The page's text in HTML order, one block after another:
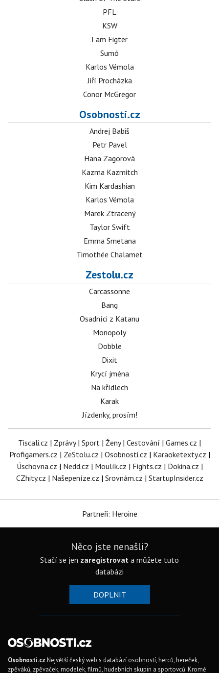
PFL
KSW
I am Figter
Sumó
Karlos Vémola
Jiří Procházka
Conor McGregor
Osobnosti.cz
Andrej Babiš
Petr Pavel
Hana Zagorová
Kazma Kazmitch
Kim Kardashian
Karlos Vémola
Marek Ztracený
Taylor Swift
Emma Smetana
Timothée Chalamet
Zestolu.cz
Carcassonne
Bang
Osadníci z Katanu
Monopoly
Dobble
Dixit
Krycí jména
Na křídlech
Karak
Jízdenky, prosím!
Tiscali.cz | Zprávy| Sport | Ženy| Cestování | Games.cz |
Profigamers.cz | ZeStolu.cz | Osobnosti.cz | Karaoketexty.cz |
Úschovna.cz | Nedd.cz | Moulík.cz | Fights.cz | Dokina.cz |
CZhity.cz | Našepeníze.cz | Srovnám.cz | StartupInsider.cz
Partneři: Heroine
Něco jste nenašli?
Stačí se jen zaregistrovat a můžete tuto
databázi
DOPLNIT
Osobnosti.cz Největší český web s databází osobností, herců, hereček,
zpěváků, zpěvaček, modelek, filmů, hudebních skupin a sportovců. Kromě